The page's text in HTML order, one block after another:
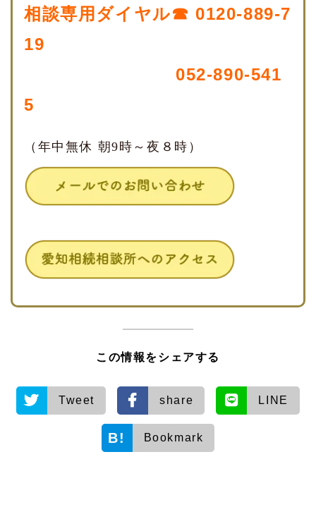
相談専用ダイヤル☎ 0120-889-7
19
052-890-541
5
（年中無休 朝9時～夜８時）
この情報をシェアする
Tweet share LINE
Bookmark